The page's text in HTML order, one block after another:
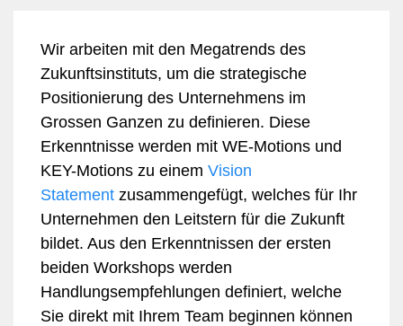
Wir arbeiten mit den Megatrends des
Zukunftsinstituts, um die strategische
Positionierung des Unternehmens im
Grossen Ganzen zu definieren. Diese
Erkenntnisse werden mit WE-Motions und
KEY-Motions zu einem Vision
Statement zusammengefügt, welches für Ihr
Unternehmen den Leitstern für die Zukunft
bildet. Aus den Erkenntnissen der ersten
beiden Workshops werden
Handlungsempfehlungen definiert, welche
Sie direkt mit Ihrem Team beginnen können